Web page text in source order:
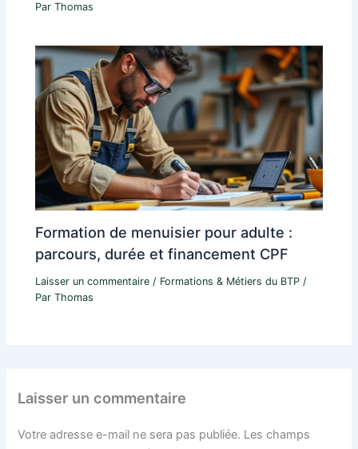
ParThomas
Formation de menuisier pour adulte :
parcours, durée et financement CPF
Laisser un commentaire / Formations & Métiers du BTP /
ParThomas
Laisser un commentaire
Votre adresse e-mail ne sera pas publiée. Les champs